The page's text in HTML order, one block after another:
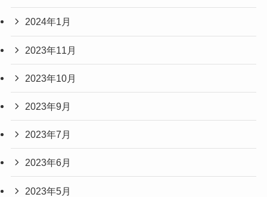
2024年1月
2023年11月
2023年10月
2023年9月
2023年7月
2023年6月
2023年5月